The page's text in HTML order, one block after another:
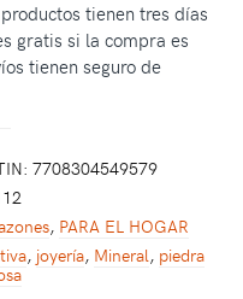
tienen tres días
gratis si la compra es
tienen seguro de
7708304549579
, PARA EL HOGAR
, joyería, Mineral, piedra